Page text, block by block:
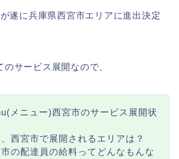
遂に兵庫県西宮市エリアに進出決定
サービス展開なので、
メニュー)西宮市のサービス展開状
西宮市で展開されるエリアは？
の配達員の給料ってどんなもんな